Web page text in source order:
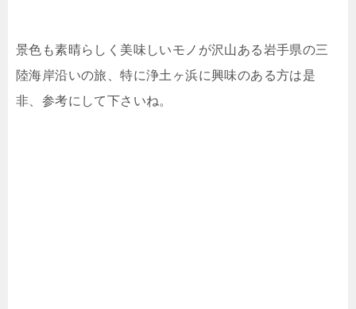
景色も素晴らしく美味しいモノが沢山ある岩手県の三
陸海岸沿いの旅、特に浄土ヶ浜に興味のある方は是
非、参考にして下さいね。